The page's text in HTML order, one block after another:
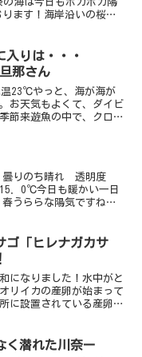
の海は今日もポカポカ陽
ます！海岸沿いの桜並
を撮影される方が多い
～...
入りは・・・
那さん
23℃やっと、海が海が
お天気もよくて、ダイビ
節来遊魚の中で、クロス
りのち晴れ 透明度
．0℃今日も暖かい一日
うららな陽気ですね～
っちりというパターン
＾；...
ゴ「ヒレナガカサ
になりました！水中がと
リイカの産卵が始まって
に設置されている産卵床
く潜れた川奈ー